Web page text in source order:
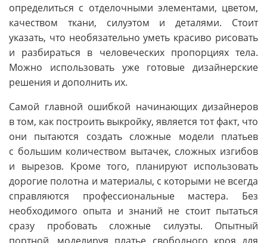
определиться с отделочными элементами, цветом,
качеством ткани, силуэтом и деталями. Стоит
указать, что необязательно уметь красиво рисовать
и разбираться в человеческих пропорциях тела.
Можно использовать уже готовые дизайнерские
решения и дополнить их.
Самой главной ошибкой начинающих дизайнеров
в том, как построить выкройку, является тот факт, что
они пытаются создать сложные модели платьев
с большим количеством вытачек, сложных изгибов
и вырезов. Кроме того, планируют использовать
дорогие полотна и материалы, с которыми не всегда
справляются профессиональные мастера. Без
необходимого опыта и знаний не стоит пытаться
сразу пробовать сложные силуэты. Опытный